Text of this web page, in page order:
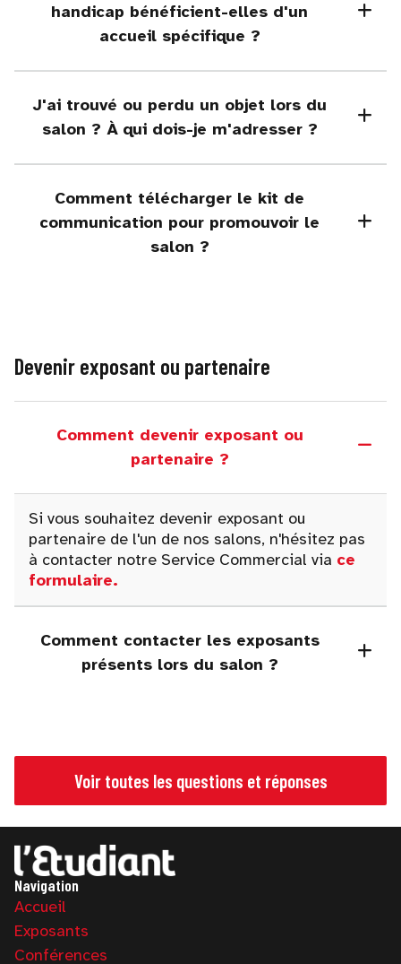
handicap bénéficient-elles d'un
accueil spécifique ?
J'ai trouvé ou perdu un objet lors du
salon ? À qui dois-je m'adresser ?
Comment télécharger le kit de
communication pour promouvoir le
salon ?
Devenir exposant ou partenaire
Comment devenir exposant ou
partenaire ?
Si vous souhaitez devenir exposant ou
partenaire de l'un de nos salons, n'hésitez pas
à contacter notre Service Commercial via ce
formulaire.
Comment contacter les exposants
présents lors du salon ?
Voir toutes les questions et réponses
Navigation
Accueil
Exposants
Conférences